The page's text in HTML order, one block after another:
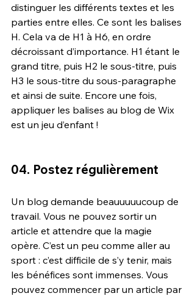
distinguer les différents textes et les
parties entre elles. Ce sont les balises
H. Cela va de H1 à H6, en ordre
décroissant d’importance. H1 étant le
grand titre, puis H2 le sous-titre, puis
H3 le sous-titre du sous-paragraphe
et ainsi de suite. Encore une fois,
appliquer les balises au blog de Wix
est un jeu d’enfant !
04. Postez régulièrement
Un blog demande beauuuuucoup de
travail. Vous ne pouvez sortir un
article et attendre que la magie
opère. C’est un peu comme aller au
sport : c’est difficile de s’y tenir, mais
les bénéfices sont immenses. Vous
pouvez commencer par un article par